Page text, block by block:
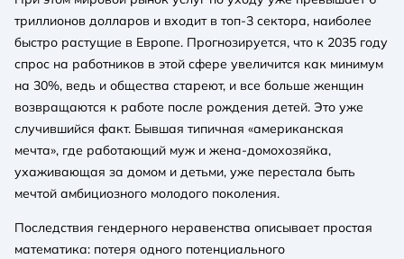
триллионов долларов и входит в топ-3 сектора, наиболее
быстро растущие в Европе. Прогнозируется, что к 2035 году
спрос на работников в этой сфере увеличится как минимум
на 30%, ведь и общества стареют, и все больше женщин
возвращаются к работе после рождения детей. Это уже
случившийся факт. Бывшая типичная «американская
мечта», где работающий муж и жена-домохозяйка,
ухаживающая за домом и детьми, уже перестала быть
мечтой амбициозного молодого поколения.
Последствия гендерного неравенства описывает простая
математика: потеря одного потенциального